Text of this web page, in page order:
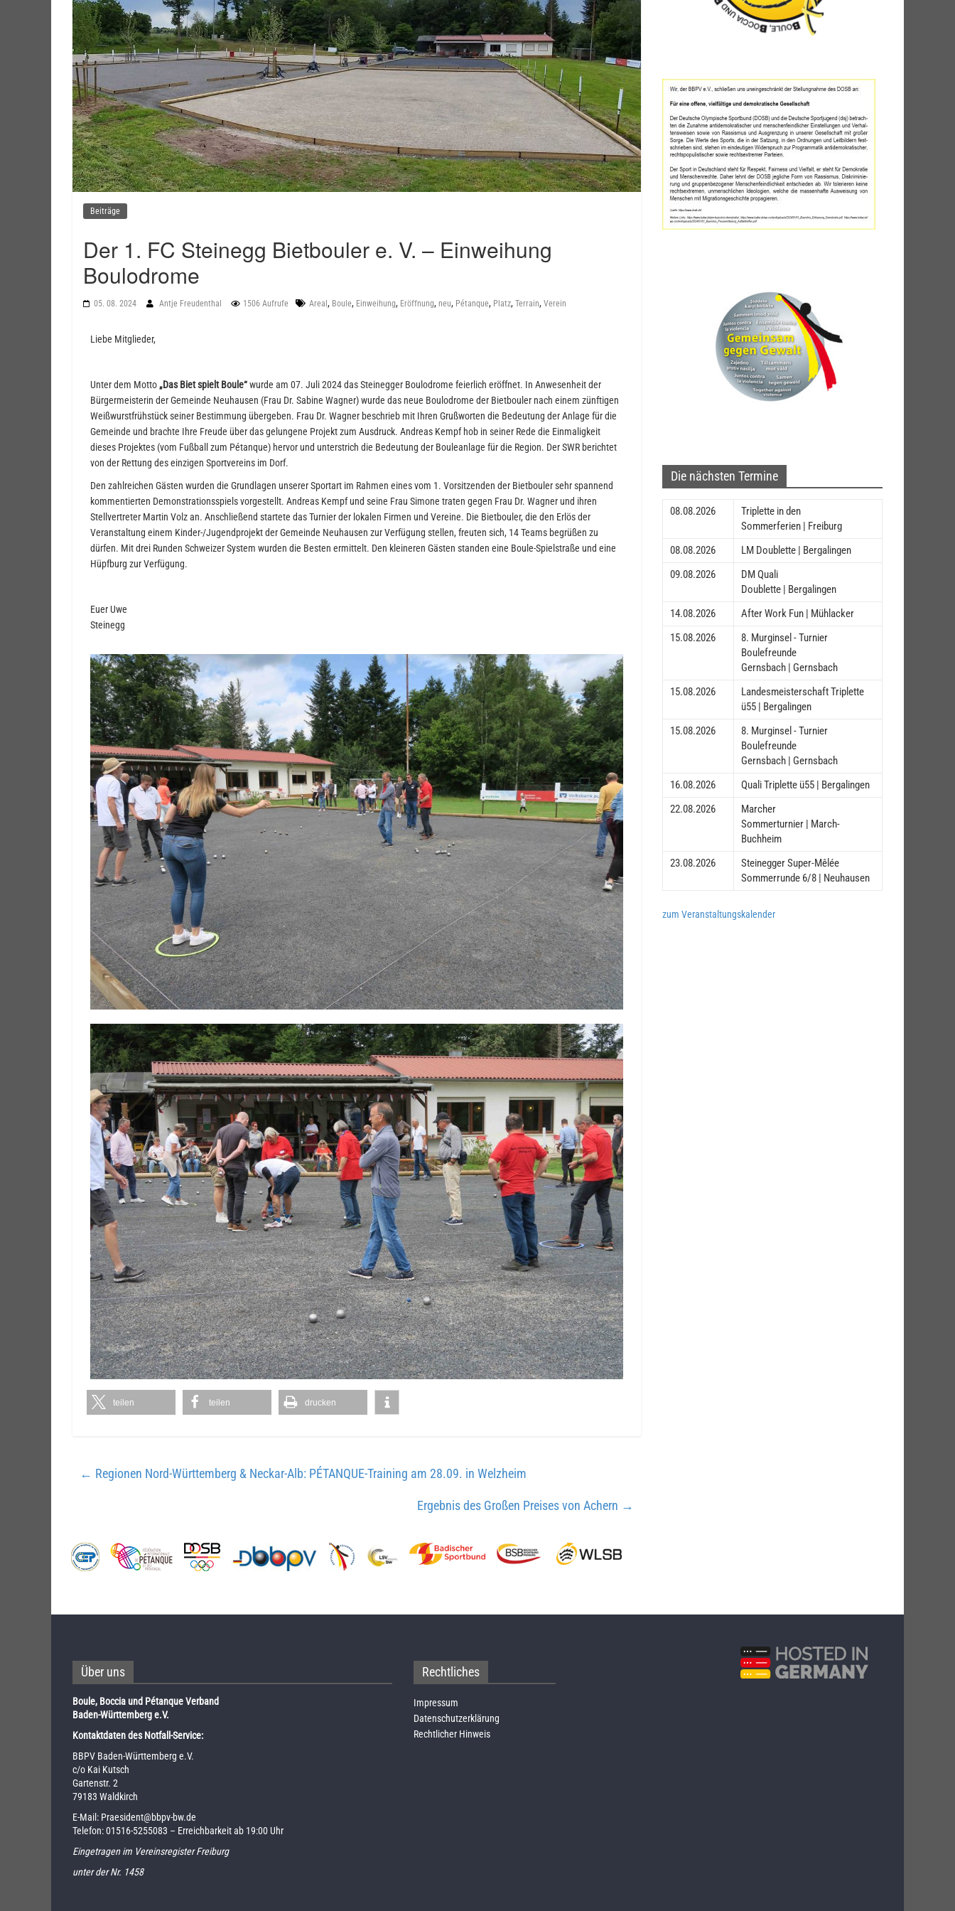
Beiträge
Der 1. FC Steinegg Bietbouler e. V. – Einweihung
Boulodrome
05. 08. 2024 Antje Freudenthal 1506 Aufrufe Areal , Boule, Einweihung, Eröffnung, neu, Pétanque, Platz, Terrain, Verein
Liebe Mitglieder,
Unter dem Motto„Das Biet spielt Boule“wurde am 07. Juli 2024 das Steinegger Boulodrome feierlich eröffnet. In Anwesenheit der
Bürgermeisterin der Gemeinde Neuhausen (Frau Dr. Sabine Wagner) wurde das neue Boulodrome der Bietbouler nach einem zünftigen
Weißwurstfrühstück seiner Bestimmung übergeben. Frau Dr. Wagner beschrieb mit Ihren Grußworten die Bedeutung der Anlage für die
Gemeinde und brachte Ihre Freude über das gelungene Projekt zum Ausdruck. Andreas Kempf hob in seiner Rede die Einmaligkeit
dieses Projektes (vom Fußball zum Pétanque) hervor und unterstrich die Bedeutung der Bouleanlage für die Region. Der SWR berichtet
von der Rettung des einzigen Sportvereins im Dorf.
Den zahlreichen Gästen wurden die Grundlagen unserer Sportart im Rahmen eines vom 1. Vorsitzenden der Bietbouler sehr spannend
kommentierten Demonstrationsspiels vorgestellt. Andreas Kempf und seine Frau Simone traten gegen Frau Dr. Wagner und ihren
Stellvertreter Martin Volz an. Anschließend startete das Turnier der lokalen Firmen und Vereine. Die Bietbouler, die den Erlös der
Veranstaltung einem Kinder-/Jugendprojekt der Gemeinde Neuhausen zur Verfügung stellen, freuten sich, 14 Teams begrüßen zu
dürfen. Mit drei Runden Schweizer System wurden die Besten ermittelt. Den kleineren Gästen standen eine Boule-Spielstraße und eine
Hüpfburg zur Verfügung.
Euer Uwe
Steinegg
teilen teilen drucken
← Regionen Nord-Württemberg & Neckar-Alb: PÉTANQUE-Training am 28.09. in Welzheim
Ergebnis des Großen Preises von Achern →
Die nächsten Termine
08.08.2026
Triplette in den
Sommerferien | Freiburg
08.08.2026
LM Doublette | Bergalingen
09.08.2026
DM Quali
Doublette | Bergalingen
14.08.2026
After Work Fun | Mühlacker
15.08.2026
8. Murginsel - Turnier
Boulefreunde
Gernsbach | Gernsbach
15.08.2026
Landesmeisterschaft Triplette
ü55 | Bergalingen
15.08.2026
8. Murginsel - Turnier
Boulefreunde
Gernsbach | Gernsbach
16.08.2026
Quali Triplette ü55 | Bergalingen
22.08.2026
Marcher
Sommerturnier | March-
Buchheim
23.08.2026
Steinegger Super-Mêlée
Sommerrunde 6/8 | Neuhausen
zum Veranstaltungskalender
Über uns
Boule, Boccia und Pétanque Verband
Baden-Württemberg e.V.
Kontaktdaten des Notfall-Service:
BBPV Baden-Württemberg e.V.
c/o Kai Kutsch
Gartenstr. 2
79183 Waldkirch
E-Mail: Praesident@bbpv-bw.de
Telefon:01516-5255083 – Erreichbarkeit ab 19:00 Uhr
Eingetragen im Vereinsregister Freiburg
unter der Nr. 1458
Rechtliches
Impressum
Datenschutzerklärung
Rechtlicher Hinweis